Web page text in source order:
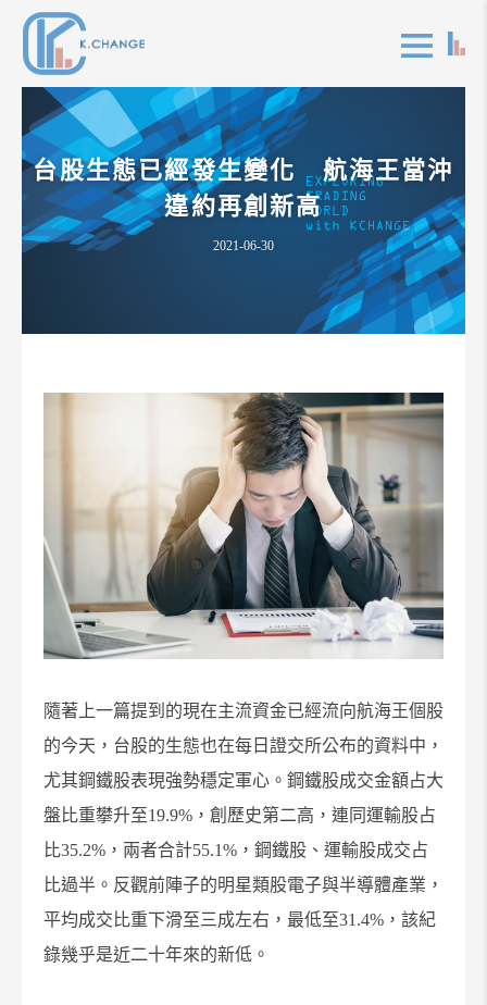
台股生態已經發生變化 航海王當沖
違約再創新高
2021-06-30
隨著上一篇提到的現在主流資金已經流向航海王個股
的今天， 台股的生態也在每日證交所公布的資料中，
尤其鋼鐵股表現強勢穩定軍心。鋼鐵股成交金額占大
盤比重攀升至19.9%，創歷史第二高，連同運輸股占
比35.2%，兩者合計55.1%，鋼鐵股、運輸股成交占
比過半。反觀前陣子的明星類股電子與半導體產業，
平均成交比重下滑至三成左右，最低至31.4% ，該紀
錄幾乎是近二十年來的新低。